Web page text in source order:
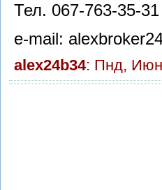
Тел. 067-763-35-
e-mail:
alex24b34: Пнд,